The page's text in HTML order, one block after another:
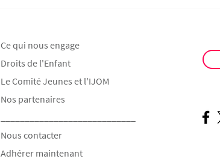
Ce qui nous engage
Droits de l'Enfant
Le Comité Jeunes et l'IJOM
Nos partenaires
Nous contacter
Adhérer maintenant